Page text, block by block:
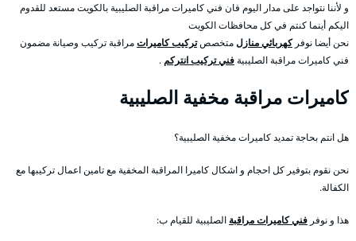
و لأننا نتواجد على مدار اليوم فان فني كاميرات مراقبة الصليبية بالكويت مستعد للقدوم
اليكم أينما كنتم في كل محافظات الكويت
نحن أيضا نوفركهربائي منازلمتخصصتركيب كاميراتمراقبة تركيب وصيانة مضمون
فني كاميرات مراقبة الصليبيةفني تركيب انتركم .
كاميرات مراقبة مخفية الصليبية
هل انتم بحاجة تمديد كاميرات مخفية الصليبية؟
نحن نقوم بتوفير كل احجام و اشكال كاميرا المراقبة المخفية مع تامين اعمال تركيبها مع
الكفالة.
هذا و نوفر فني كاميرات مراقبة الصليبية للقيام ب: